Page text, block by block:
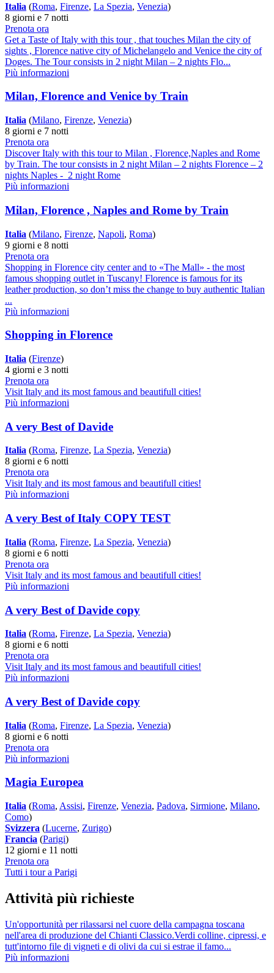
Italia (Roma, Firenze, La Spezia, Venezia)
8 giorni e 7 notti
Prenota ora
Get a Taste of Italy with this tour , that touches Milan the city of
sights , Florence native city of Michelangelo and Venice the city of
Doges. The Tour consists in 2 night Milan – 2 nights Flo...
Più informazioni
Milan, Florence and Venice by Train
Italia (Milano, Firenze, Venezia)
8 giorni e 7 notti
Prenota ora
Discover Italy with this tour to Milan , Florence,Naples and Rome
by Train. The tour consists in 2 night Milan – 2 nights Florence – 2
nights Naples - 2 night Rome
Più informazioni
Milan, Florence , Naples and Rome by Train
Italia (Milano, Firenze, Napoli, Roma)
9 giorni e 8 notti
Prenota ora
Shopping in Florence city center and to «The Mall» - the most
famous shopping outlet in Tuscany! Florence is famous for its
leather production, so don’t miss the change to buy authentic Italian
...
Più informazioni
Shopping in Florence
Italia (Firenze)
4 giorni e 3 notti
Prenota ora
Visit Italy and its most famous and beautifull cities!
Più informazioni
A very Best of Davide
Italia (Roma, Firenze, La Spezia, Venezia)
8 giorni e 6 notti
Prenota ora
Visit Italy and its most famous and beautifull cities!
Più informazioni
A very Best of Italy COPY TEST
Italia (Roma, Firenze, La Spezia, Venezia)
8 giorni e 6 notti
Prenota ora
Visit Italy and its most famous and beautifull cities!
Più informazioni
A very Best of Davide copy
Italia (Roma, Firenze, La Spezia, Venezia)
8 giorni e 6 notti
Prenota ora
Visit Italy and its most famous and beautifull cities!
Più informazioni
A very Best of Davide copy
Italia (Roma, Firenze, La Spezia, Venezia)
8 giorni e 6 notti
Prenota ora
Più informazioni
Magia Europea
Italia (Roma, Assisi, Firenze, Venezia, Padova, Sirmione, Milano,
Como)
Svizzera (Lucerne, Zurigo)
Francia (Parigi)
12 giorni e 11 notti
Prenota ora
Tutti i tour a Parigi
Attività più richieste
Un'opportunità per rilassarsi nel cuore della campagna toscana
nell'area di produzione del Chianti Classico.Verdi colline, cipressi, e
tutt'intorno file di vigneti e di olivi da cui si estrae il famo...
Più informazioni